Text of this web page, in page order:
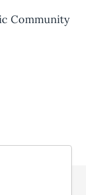
Community